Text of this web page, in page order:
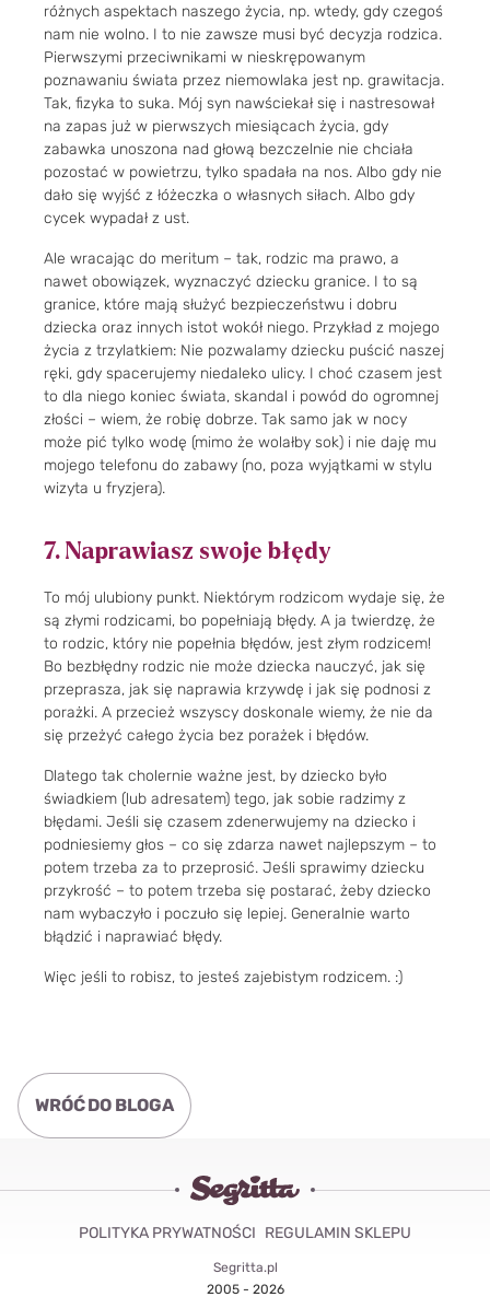
różnych aspektach naszego życia, np. wtedy, gdy czegoś
nam nie wolno. I to nie zawsze musi być decyzja rodzica.
Pierwszymi przeciwnikami w nieskrępowanym
poznawaniu świata przez niemowlaka jest np. grawitacja.
Tak, fizyka to suka. Mój syn nawściekał się i nastresował
na zapas już w pierwszych miesiącach życia, gdy
zabawka unoszona nad głową bezczelnie nie chciała
pozostać w powietrzu, tylko spadała na nos. Albo gdy nie
dało się wyjść z łóżeczka o własnych siłach. Albo gdy
cycek wypadał z ust.
Ale wracając do meritum – tak, rodzic ma prawo, a
nawet obowiązek, wyznaczyć dziecku granice. I to są
granice, które mają służyć bezpieczeństwu i dobru
dziecka oraz innych istot wokół niego. Przykład z mojego
życia z trzylatkiem: Nie pozwalamy dziecku puścić naszej
ręki, gdy spacerujemy niedaleko ulicy. I choć czasem jest
to dla niego koniec świata, skandal i powód do ogromnej
złości – wiem, że robię dobrze. Tak samo jak w nocy
może pić tylko wodę (mimo że wolałby sok) i nie daję mu
mojego telefonu do zabawy (no, poza wyjątkami w stylu
wizyta u fryzjera).
7. Naprawiasz swoje błędy
To mój ulubiony punkt. Niektórym rodzicom wydaje się, że
są złymi rodzicami, bo popełniają błędy. A ja twierdzę, że
to rodzic, który nie popełnia błędów, jest złym rodzicem!
Bo bezbłędny rodzic nie może dziecka nauczyć, jak się
przeprasza, jak się naprawia krzywdę i jak się podnosi z
porażki. A przecież wszyscy doskonale wiemy, że nie da
się przeżyć całego życia bez porażek i błędów.
Dlatego tak cholernie ważne jest, by dziecko było
świadkiem (lub adresatem) tego, jak sobie radzimy z
błędami. Jeśli się czasem zdenerwujemy na dziecko i
podniesiemy głos – co się zdarza nawet najlepszym – to
potem trzeba za to przeprosić. Jeśli sprawimy dziecku
przykrość – to potem trzeba się postarać, żeby dziecko
nam wybaczyło i poczuło się lepiej. Generalnie warto
błądzić i naprawiać błędy.
Więc jeśli to robisz, to jesteś zajebistym rodzicem. :)
WRÓĆ DO BLOGA
Segritta.pl
2005 - 2026
POLITYKA PRYWATNOŚCI REGULAMIN SKLEPU